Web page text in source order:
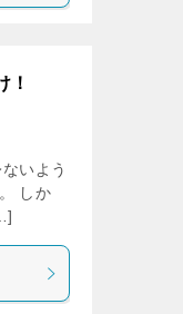
！
いよう
しか